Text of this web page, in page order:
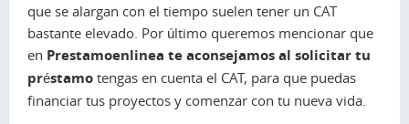
que se alargan con el tiempo suelen tener un CAT
bastante elevado. Por último queremos mencionar que
en Prestamoenlinea te aconsejamos al solicitar tu
préstamo tengas en cuenta el CAT, para que puedas
financiar tus proyectos y comenzar con tu nueva vida.